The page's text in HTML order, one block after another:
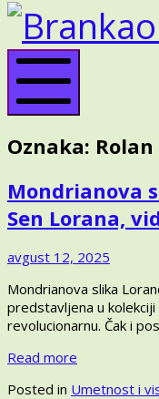
ON
TEXTILES
Mobile
Oznaka:
Mondrianova
Sen Lorana,
avgust 12, 2025
2025
Mondrianova slika
predstavljena u
revolucionarnu. Čak i
Read more
Posted in Umetnost i